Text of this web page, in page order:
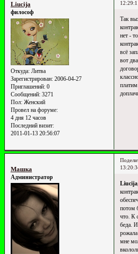
Liucija
философ
Откуда:Литва
Зарегистрирован: 2006-04-27
Приглашений:0
Сообщений:3271
Пол:Женский
Провел на форуме:
4 дня 12 часов
Последний визит:
2011-01-13 20:56:07
Так
нет -
всё
вот
Машка
Администратор
Liucija
потом
что. К
беда.
мне